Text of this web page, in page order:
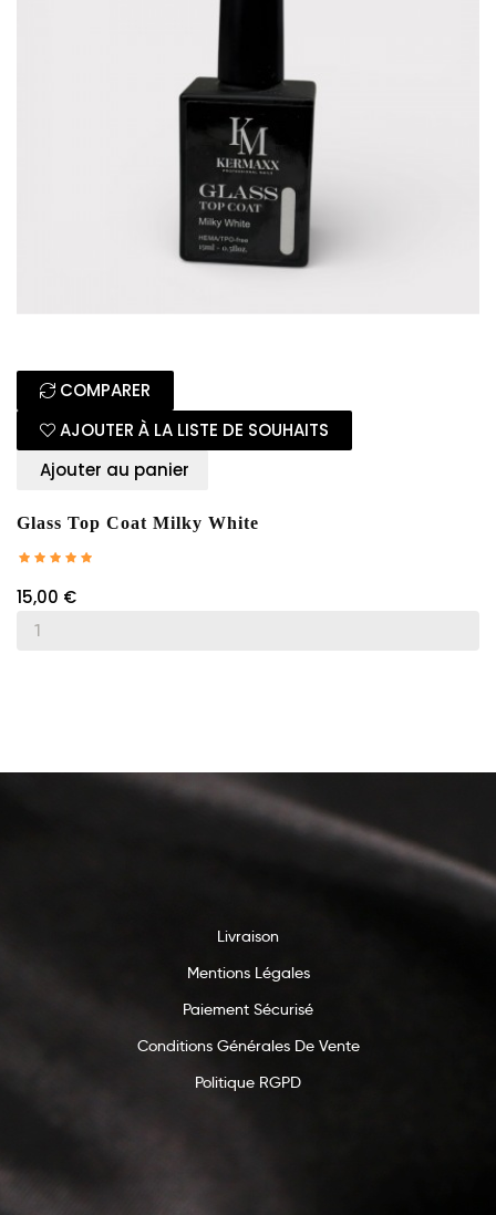
COMPARER
AJOUTER À LA LISTE DE SOUHAITS
Ajouter au panier
Glass Top Coat Milky White
15,00 €
Livraison
Mentions Légales
Paiement Sécurisé
Conditions Générales De Vente
Politique RGPD